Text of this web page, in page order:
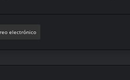
electrónico